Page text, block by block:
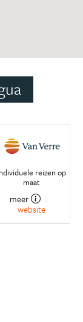
reizen op
maat
meer
website